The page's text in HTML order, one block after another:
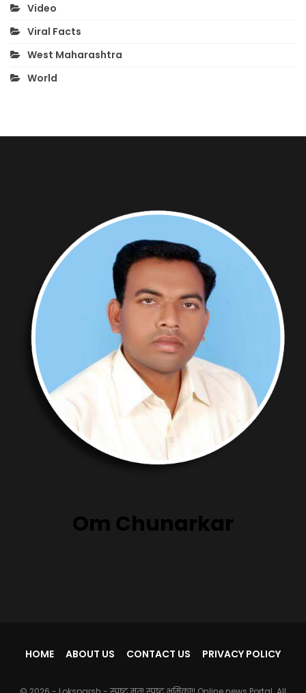
Video
Viral Facts
West Maharashtra
World
Om Chunarkar
HOME ABOUT US CONTACT US PRIVACY POLICY